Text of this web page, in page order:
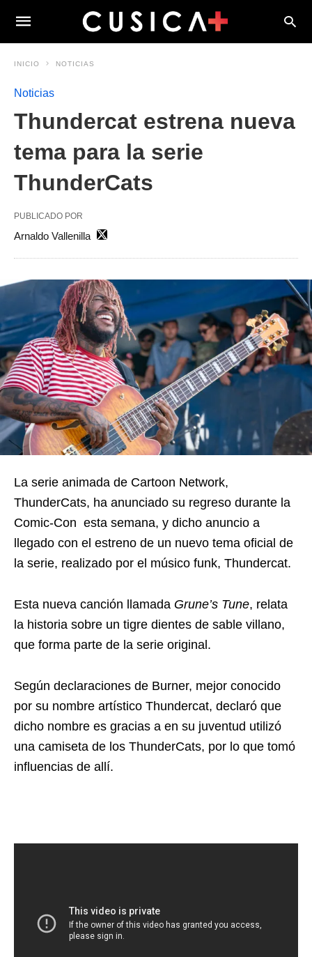
INICIO NOTICIAS
Noticias
Thundercat estrena nueva
tema para la serie
ThunderCats
PUBLICADO POR
Arnaldo Vallenilla
La serie animada de Cartoon Network,
ThunderCats, ha anunciado su regreso durante la
Comic-Con esta semana, y dicho anuncio a
llegado con el estreno de un nuevo tema oficial de
la serie, realizado por el músico funk, Thundercat.
Esta nueva canción llamada Grune’s Tune, relata
la historia sobre un tigre dientes de sable villano,
que forma parte de la serie original.
Según declaraciones de Burner, mejor conocido
por su nombre artístico Thundercat, declaró que
dicho nombre es gracias a en su juventud utilizó
una camiseta de los ThunderCats, por lo que tomó
influencias de allí.